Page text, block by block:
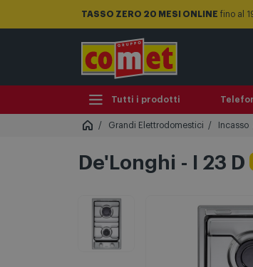
TASSO ZERO 20 MESI ONLINE fino al
Tutti i prodotti
Grandi Elettrodomestici Incasso
De'Longhi - I 23 D